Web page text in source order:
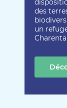
des
un